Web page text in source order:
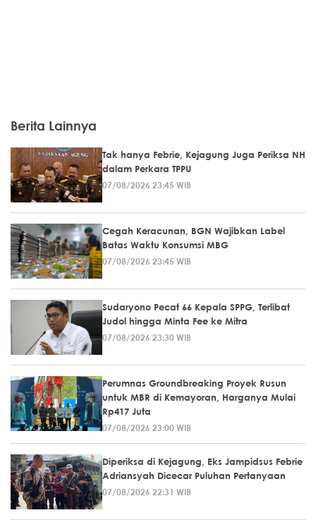
Berita Lainnya
Tak hanya Febrie, Kejagung Juga Periksa NH
dalam Perkara TPPU
07/08/2026 23:45 WIB
Cegah Keracunan, BGN Wajibkan Label
Batas Waktu Konsumsi MBG
07/08/2026 23:45 WIB
Sudaryono Pecat 66 Kepala SPPG, Terlibat
Judol hingga Minta Fee ke Mitra
07/08/2026 23:30 WIB
Perumnas Groundbreaking Proyek Rusun
untuk MBR di Kemayoran, Harganya Mulai
Rp417 Juta
07/08/2026 23:00 WIB
Diperiksa di Kejagung, Eks Jampidsus Febrie
Adriansyah Dicecar Puluhan Pertanyaan
07/08/2026 22:31 WIB